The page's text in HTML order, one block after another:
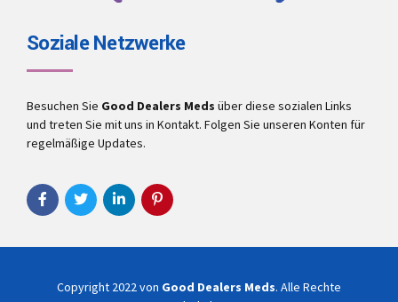
Soziale Netzwerke
Besuchen Sie Good Dealers Meds über diese sozialen Links
und treten Sie mit uns in Kontakt. Folgen Sie unseren Konten für
regelmäßige Updates.
Copyright 2022 von Good Dealers Meds. Alle Rechte